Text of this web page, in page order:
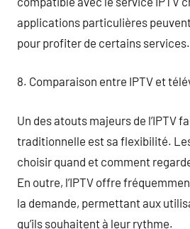
applications particulières
pour profiter de certains services.
8. Comparaison entre IPTV et
Un des atouts majeurs de l’IPTV
traditionnelle est sa flexibilité.
choisir quand et comment
En outre, l’IPTV offre
la demande, permettant aux
qu’ils souhaitent à leur rythme.